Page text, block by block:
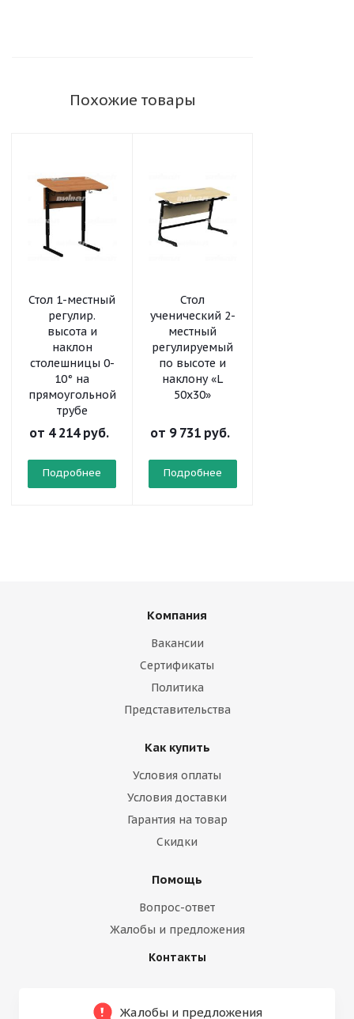
Похожие товары
Стол 1-местный
регулир.
высота и
наклон
столешницы 0-
10° на
прямоугольной
трубе
от 4 214 руб.
Подробнее
Стол
ученический 2-
местный
регулируемый
по высоте и
наклону «L
50x30»
от 9 731 руб.
Подробнее
Компания
Вакансии
Сертификаты
Политика
Представительства
Как купить
Условия оплаты
Условия доставки
Гарантия на товар
Скидки
Помощь
Вопрос-ответ
Жалобы и предложения
Контакты
Жалобы и предложения